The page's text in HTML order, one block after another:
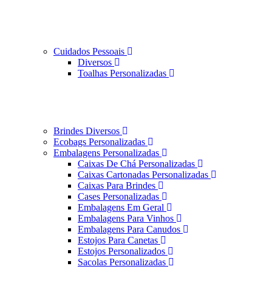
Cuidados Pessoais
Diversos
Toalhas Personalizadas
Brindes Diversos
Ecobags Personalizadas
Embalagens Personalizadas
Caixas De Chá Personalizadas
Caixas Cartonadas Personalizadas
Caixas Para Brindes
Cases Personalizadas
Embalagens Em Geral
Embalagens Para Vinhos
Embalagens Para Canudos
Estojos Para Canetas
Estojos Personalizados
Sacolas Personalizadas